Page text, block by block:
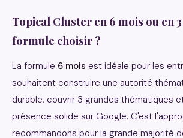
Topical Cluster en 6 mois ou en
formule choisir ?
La formule 6 mois est idéale pour les
souhaitent construire une autorité
durable, couvrir 3 grandes thématiques
présence solide sur Google. C'est
recommandons pour la grande majorité